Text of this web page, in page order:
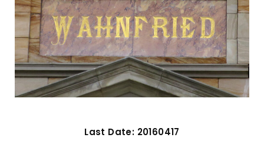
Last Date: 20160417